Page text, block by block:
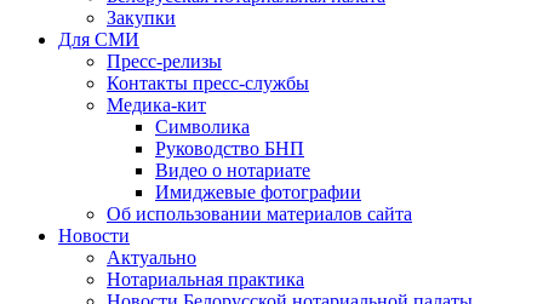
Закупки
Для СМИ
Пресс-релизы
Контакты пресс-службы
Медика-кит
Символика
Руководство БНП
Видео о нотариате
Имиджевые фотографии
Об использовании материалов сайта
Новости
Актуально
Нотариальная практика